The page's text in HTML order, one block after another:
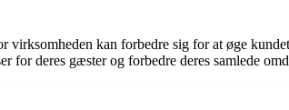
kan forbedre sig for at øge
for deres gæster og forbedre deres samlede